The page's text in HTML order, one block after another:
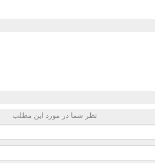
نظر شما در مورد این مطلب